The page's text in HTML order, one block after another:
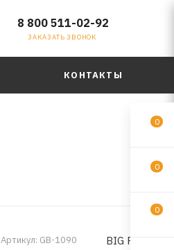
8 800 511-02-92
ЗАКАЗАТЬ ЗВОНОК
КОНТАКТЫ
Артикул: GB-1090 BIG Filter
0
0
0